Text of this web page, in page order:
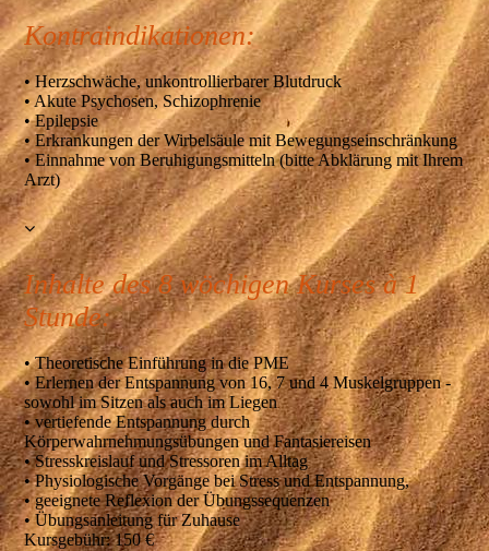
Kontraindikationen:
• Herzschwäche, unkontrollierbarer Blutdruck
• Akute Psychosen, Schizophrenie
• Epilepsie
• Erkrankungen der Wirbelsäule mit Bewegungseinschränkung
• Einnahme von Beruhigungsmitteln (bitte Abklärung mit Ihrem
Arzt)
Inhalte des 8 wöchigen Kurses à 1
Stunde:
• Theoretische Einführung in die PME
• Erlernen der Entspannung von 16, 7 und 4 Muskelgruppen -
sowohl im Sitzen als auch im Liegen
• vertiefende Entspannung durch
Körperwahrnehmungsübungen und Fantasiereisen
• Stresskreislauf und Stressoren im Alltag
• Physiologische Vorgänge bei Stress und Entspannung,
• geeignete Reflexion der Übungssequenzen
• Übungsanleitung für Zuhause
Kursgebühr: 150 €